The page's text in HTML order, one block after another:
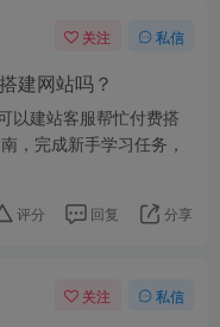
关注 私信
建网站吗？
以建站客服帮忙付费搭
，完成新手学习任务，
评分 回复 分享
关注 私信